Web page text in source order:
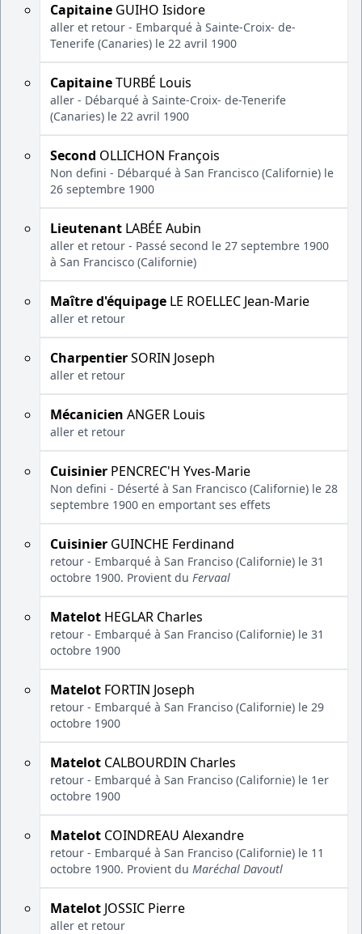
Capitaine GUIHO Isidore
aller et retour - Embarqué à Sainte-Croix- de-
Tenerife (Canaries) le 22 avril 1900
CapitaineTURBÉ Louis
aller - Débarqué à Sainte-Croix- de-Tenerife
(Canaries) le 22 avril 1900
Second OLLICHON François
Non defini - Débarqué à San Francisco (Californie) le
26 septembre 1900
Lieutenant LABÉE Aubin
aller et retour - Passé second le 27 septembre 1900
à San Francisco (Californie)
Maître d'équipage LE ROELLEC Jean-Marie
aller et retour
CharpentierSORIN Joseph
aller et retour
Mécanicien ANGER Louis
aller et retour
Cuisinier PENCREC'H Yves-Marie
Non defini - Déserté à San Francisco (Californie) le 28
septembre 1900 en emportant ses effets
Cuisinier GUINCHE Ferdinand
retour - Embarqué à San Franciso (Californie) le 31
octobre 1900. Provient du Fervaal
Matelot HEGLAR Charles
retour - Embarqué à San Franciso (Californie) le 31
octobre 1900
Matelot FORTIN Joseph
retour - Embarqué à San Franciso (Californie) le 29
octobre 1900
Matelot CALBOURDIN Charles
retour - Embarqué à San Franciso (Californie) le 1er
octobre 1900
Matelot COINDREAU Alexandre
retour - Embarqué à San Franciso (Californie) le 11
octobre 1900. Provient du Maréchal Davoutl
Matelot JOSSIC Pierre
aller et retour